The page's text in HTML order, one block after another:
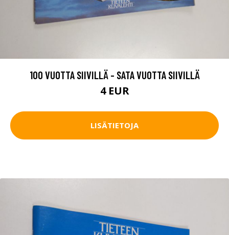
100 VUOTTA SIIVILLÄ - SATA VUOTTA SIIVILLÄ
4 EUR
LISÄTIETOJA